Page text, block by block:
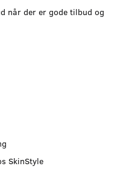
når der er gode tilbud og
SkinStyle